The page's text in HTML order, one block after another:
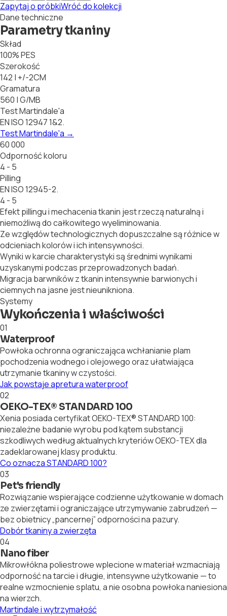
Zapytaj o próbkiWróć do kolekcji
Dane techniczne
Parametry tkaniny
Skład
100% PES
Szerokość
142 | +/-2CM
Gramatura
560 | G/MB
Test Martindale'a
EN ISO 12947 1&2.
Test Martindale'a →
60 000
Odporność koloru
4 - 5
Pilling
EN ISO 12945-2.
4 - 5
Efekt pillingu i mechacenia tkanin jest rzeczą naturalną i
niemożliwą do całkowitego wyeliminowania.
Ze względów technologicznych dopuszczalne są różnice w
odcieniach kolorów i ich intensywności.
Wyniki w karcie charakterystyki są średnimi wynikami
uzyskanymi podczas przeprowadzonych badań.
Migracja barwników z tkanin intensywnie barwionych i
ciemnych na jasne jest nieunikniona.
Systemy
Wykończenia i właściwości
01
Waterproof
Powłoka ochronna ograniczająca wchłanianie plam
pochodzenia wodnego i olejowego oraz ułatwiająca
utrzymanie tkaniny w czystości.
Jak powstaje apretura waterproof
02
OEKO-TEX® STANDARD 100
Xenia posiada certyfikat OEKO-TEX® STANDARD 100:
niezależne badanie wyrobu pod kątem substancji
szkodliwych według aktualnych kryteriów OEKO-TEX dla
zadeklarowanej klasy produktu.
Co oznacza STANDARD 100?
03
Pet's friendly
Rozwiązanie wspierające codzienne użytkowanie w domach
ze zwierzętami i ograniczające utrzymywanie zabrudzeń —
bez obietnicy „pancernej” odporności na pazury.
Dobór tkaniny a zwierzęta
04
Nano fiber
Mikrowłókna poliestrowe wplecione w materiał wzmacniają
odporność na tarcie i długie, intensywne użytkowanie — to
realne wzmocnienie splatu, a nie osobna powłoka naniesiona
na wierzch.
Martindale i wytrzymałość